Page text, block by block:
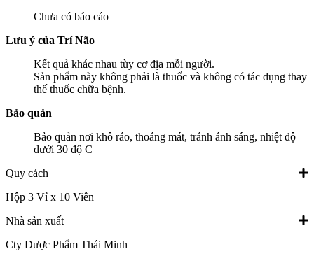
Chưa có báo cáo
Lưu ý của Trí Não
Kết quả khác nhau tùy cơ địa mỗi người.
Sản phẩm này không phải là thuốc và không có tác dụng thay
thế thuốc chữa bệnh.
Bảo quản
Bảo quản nơi khô ráo, thoáng mát, tránh ánh sáng, nhiệt độ
dưới 30 độ C
Quy cách
Hộp 3 Vỉ x 10 Viên
Nhà sản xuất
Cty Dược Phẩm Thái Minh